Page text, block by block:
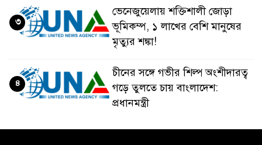
ভেনেজুয়েলায় শক্তিশালী জোড়া
ভূমিকম্প, ১ লাখের বেশি মানুষের
মৃত্যুর শঙ্কা!
৩
চীনের সঙ্গে গভীর শিল্প অংশীদারত্ব
গড়ে তুলতে চায় বাংলাদেশ:
প্রধানমন্ত্রী
৪